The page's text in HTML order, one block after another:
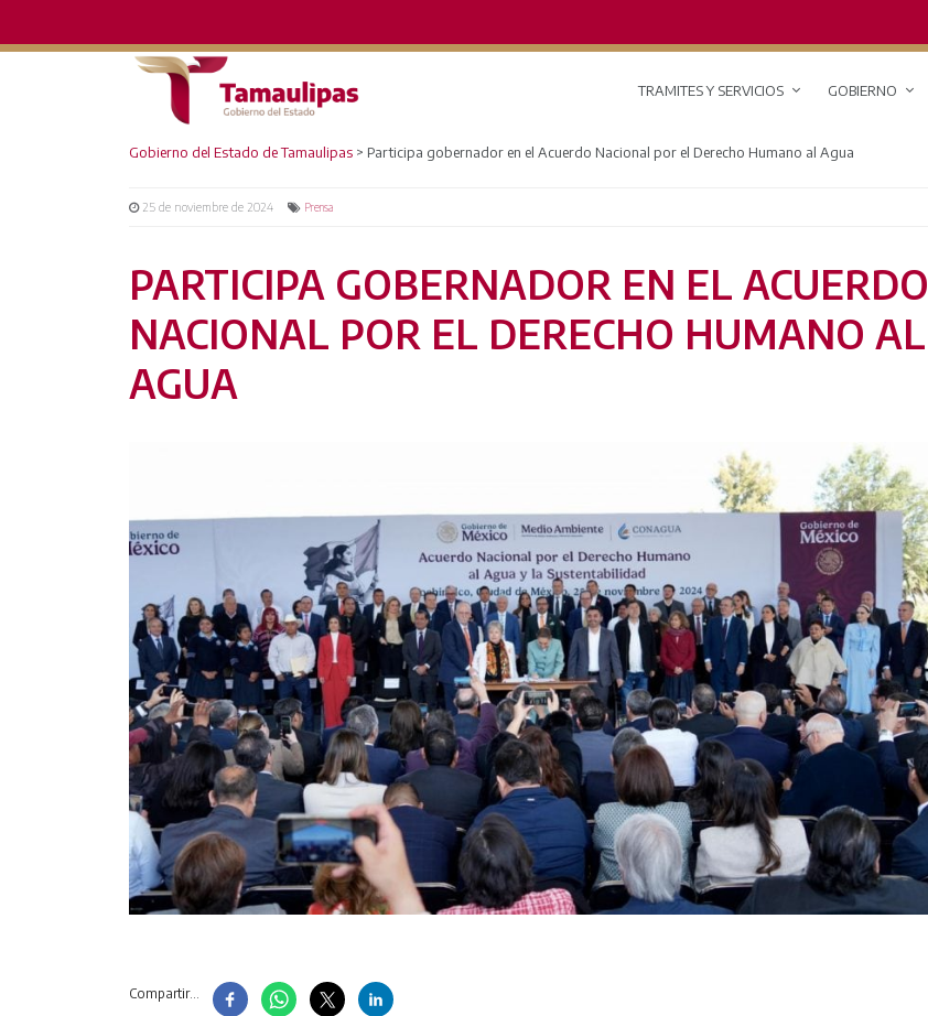
TRAMITES Y SERVICIOS GOBIERNO
Gobierno del Estado de Tamaulipas > Participa gobernador en el Acuerdo Nacional por el Derecho Humano al Agua
25 de noviembre de 2024 Prensa
PARTICIPA GOBERNADOR EN EL ACUERDO
NACIONAL POR EL DERECHO HUMANO AL
AGUA
Compartir...